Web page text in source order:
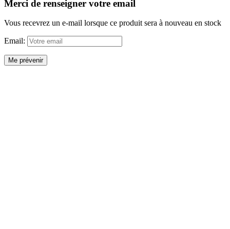
Merci de renseigner votre email
Vous recevrez un e-mail lorsque ce produit sera à nouveau en stock
Email:
Me prévenir